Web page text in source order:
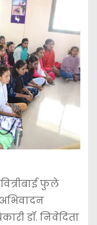
फुले
डॉ. निवेदिता